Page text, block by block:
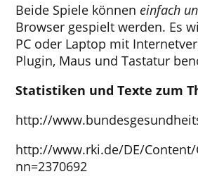
Beide Spiele könneneinfach
Browser gespielt werden. Es
PC oder Laptop mit
Plugin, Maus und Tastatur
Statistiken und Texte zum
http://
http://www.rki.de/DE/
nn=2370692